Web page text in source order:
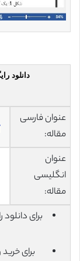
دانلود
عنوان فارسی
مقاله:
عنوان
انگلیسی
مقاله:
برای